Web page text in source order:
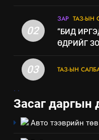
02
ЗАР ТАЗ-ЫН
“БИД
ӨДРИЙГ
03 ТАЗ-ЫН
. .
Засаг даргын
Авто тээврийн төв
5